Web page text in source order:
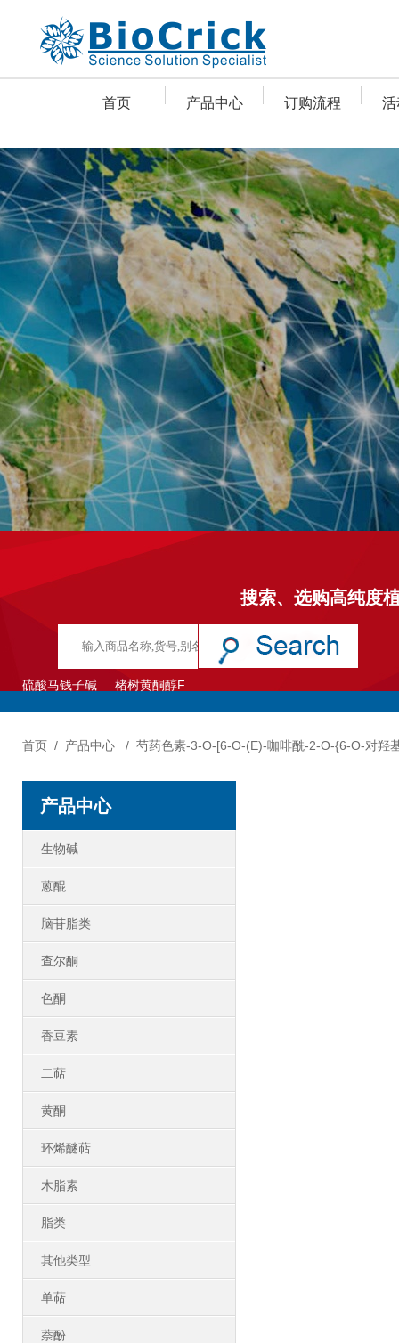
首页 产品中心 订购流程 活
搜索、选购高纯度
硫酸马钱子碱 楮树黄酮醇F
首页/ 产品中心/ 芍药色素-3-O-[6-O-(E)-咖啡酰-2-O-{6-O-对羟
产品中心
生物碱
蒽醌
脑苷脂类
查尔酮
色酮
香豆素
二萜
黄酮
环烯醚萜
木脂素
脂类
其他类型
单萜
萘酚